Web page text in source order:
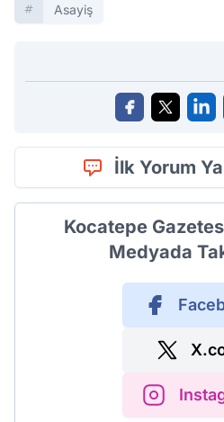
Asayiş
İlk Yorum
Kocatepe
Medyada